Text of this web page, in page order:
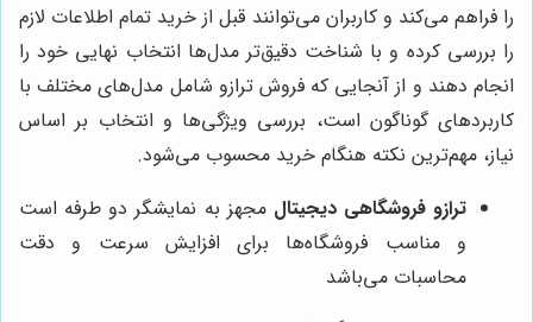
را فراهم می‌کند و کاربران می‌توانند قبل از خرید تمام اطلاعات لازم
را بررسی کرده و با شناخت دقیق‌تر مدل‌ها انتخاب نهایی خود را
انجام دهند و از آنجایی که فروش ترازو شامل مدل‌های مختلف با
کاربردهای گوناگون است، بررسی ویژگی‌ها و انتخاب بر اساس
نیاز، مهم‌ترین نکته هنگام خرید محسوب می‌شود.
ترازو فروشگاهی دیجیتال مجهز به نمایشگر دو طرفه است
و مناسب فروشگاه‌ها برای افزایش سرعت و دقت
محاسبات می‌باشد